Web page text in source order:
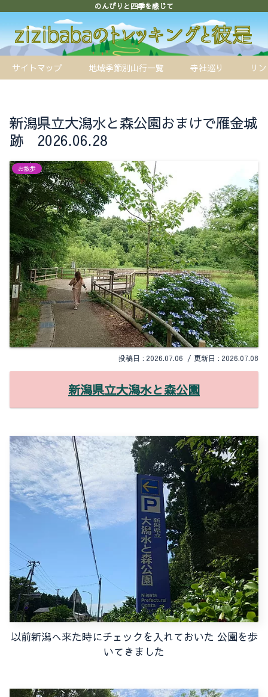
のんびりと四季を感じて
サイトマップ 地域季節別山行一覧 寺社巡り リ
新潟県立大潟水と森公園おまけで雁金城
跡 2026.06.28
お散歩
2026.07.06 2026.07.08
新潟県立大潟水と森公園
以前新潟へ来た時にチェックを入れておいた 公園を歩
いてきました